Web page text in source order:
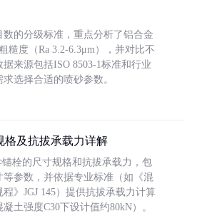
的分级标准，重点分析了铝合金
糙度（Ra 3.2-6.3μm），并对比不
来源包括ISO 8503-1标准和行业
选择合适的喷砂参数。
格及抗拔承载力详解
栓的尺寸规格和抗拔承载力，包
参数，并依据专业标准（如《混
》JGJ 145）提供抗拔承载力计算
土强度C30下设计值约80kN）。